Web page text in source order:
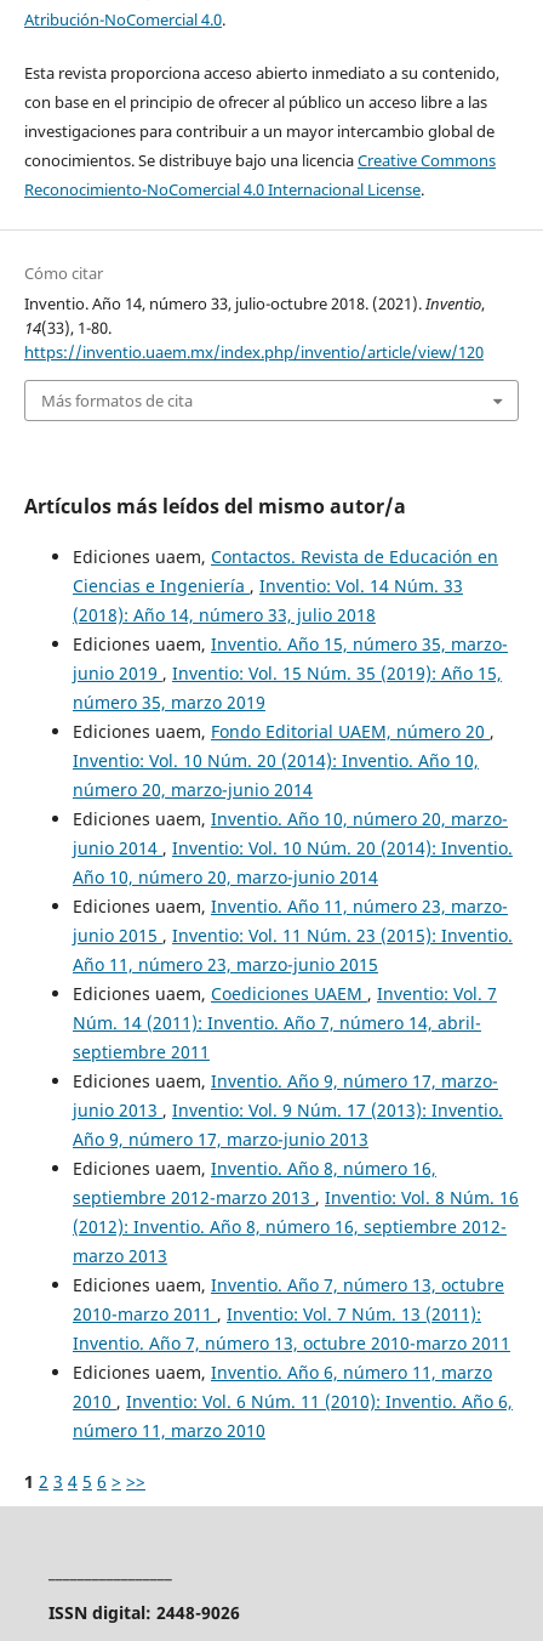
Atribución-NoComercial 4.0.
Esta revista proporciona acceso abierto inmediato a su contenido,
con base en el principio de ofrecer al público un acceso libre a las
investigaciones para contribuir a un mayor intercambio global de
conocimientos. Se distribuye bajo una licenciaCreative Commons
Reconocimiento-NoComercial 4.0 Internacional License.
Cómo citar
Inventio. Año 14, número 33, julio-octubre 2018. (2021). Inventio,
14(33), 1-80.
https://inventio.uaem.mx/index.php/inventio/article/view/120
Más formatos de cita
Artículos más leídos del mismo autor/a
Ediciones uaem, Contactos. Revista de Educación en
Ciencias e Ingeniería , Inventio: Vol. 14 Núm. 33
(2018): Año 14, número 33, julio 2018
Ediciones uaem, Inventio. Año 15, número 35, marzo-
junio 2019 , Inventio: Vol. 15 Núm. 35 (2019): Año 15,
número 35, marzo 2019
Ediciones uaem, Fondo Editorial UAEM, número 20 ,
Inventio: Vol. 10 Núm. 20 (2014): Inventio. Año 10,
número 20, marzo-junio 2014
Ediciones uaem, Inventio. Año 10, número 20, marzo-
junio 2014 , Inventio: Vol. 10 Núm. 20 (2014): Inventio.
Año 10, número 20, marzo-junio 2014
Ediciones uaem, Inventio. Año 11, número 23, marzo-
junio 2015 , Inventio: Vol. 11 Núm. 23 (2015): Inventio.
Año 11, número 23, marzo-junio 2015
Ediciones uaem, Coediciones UAEM , Inventio: Vol. 7
Núm. 14 (2011): Inventio. Año 7, número 14, abril-
septiembre 2011
Ediciones uaem, Inventio. Año 9, número 17, marzo-
junio 2013 , Inventio: Vol. 9 Núm. 17 (2013): Inventio.
Año 9, número 17, marzo-junio 2013
Ediciones uaem, Inventio. Año 8, número 16,
septiembre 2012-marzo 2013 , Inventio: Vol. 8 Núm. 16
(2012): Inventio. Año 8, número 16, septiembre 2012-
marzo 2013
Ediciones uaem, Inventio. Año 7, número 13, octubre
2010-marzo 2011 , Inventio: Vol. 7 Núm. 13 (2011):
Inventio. Año 7, número 13, octubre 2010-marzo 2011
Ediciones uaem, Inventio. Año 6, número 11, marzo
2010 , Inventio: Vol. 6 Núm. 11 (2010): Inventio. Año 6,
número 11, marzo 2010
1 2 3 4 5 6 > >>
ISSN digital: 2448-9026